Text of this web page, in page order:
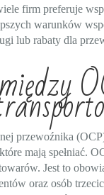
firm preferuje
warunków
lub rabaty dla
przewoźnika
mają spełniać.
Jest to
oraz osób